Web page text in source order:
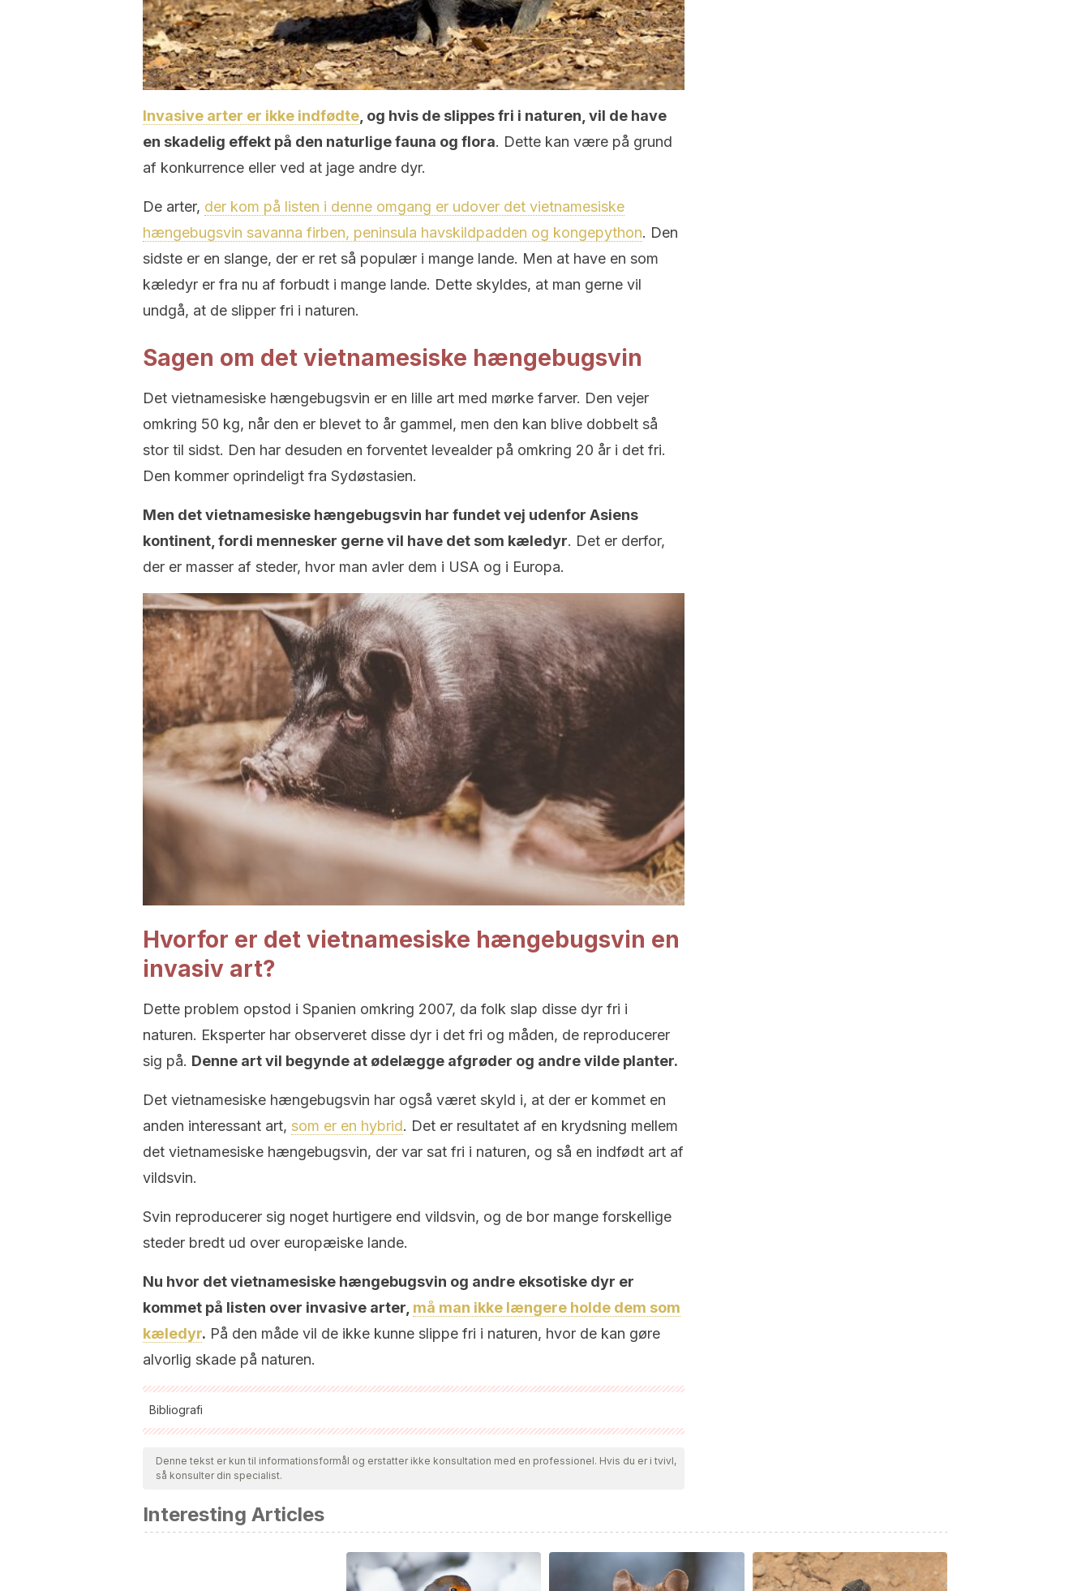
Invasive arter er ikke indfødte , og hvis de slippes fri i naturen, vil de have
en skadelig effekt på den naturlige fauna og flora. Dette kan være på grund
af konkurrence eller ved at jage andre dyr.
De arter, der kom på listen i denne omgang er udover det vietnamesiske
hængebugsvin savanna firben, peninsula havskildpadden og kongepython. Den
sidste er en slange, der er ret så populær i mange lande. Men at have en som
kæledyr er fra nu af forbudt i mange lande. Dette skyldes, at man gerne vil
undgå, at de slipper fri i naturen.
Sagen om det vietnamesiske hængebugsvin
Det vietnamesiske hængebugsvin er en lille art med mørke farver. Den vejer
omkring 50 kg, når den er blevet to år gammel, men den kan blive dobbelt så
stor til sidst. Den har desuden en forventet levealder på omkring 20 år i det fri.
Den kommer oprindeligt fra Sydøstasien.
Men det vietnamesiske hængebugsvin har fundet vej udenfor Asiens
kontinent, fordi mennesker gerne vil have det som kæledyr. Det er derfor,
der er masser af steder, hvor man avler dem i USA og i Europa.
Hvorfor er det vietnamesiske hængebugsvin en
invasiv art?
Dette problem opstod i Spanien omkring 2007, da folk slap disse dyr fri i
naturen. Eksperter har observeret disse dyr i det fri og måden, de reproducerer
sig på. Denne art vil begynde at ødelægge afgrøder og andre vilde planter.
Det vietnamesiske hængebugsvin har også været skyld i, at der er kommet en
anden interessant art, som er en hybrid. Det er resultatet af en krydsning mellem
det vietnamesiske hængebugsvin, der var sat fri i naturen, og så en indfødt art af
vildsvin.
Svin reproducerer sig noget hurtigere end vildsvin, og de bor mange forskellige
steder bredt ud over europæiske lande.
Nu hvor det vietnamesiske hængebugsvin og andre eksotiske dyr er
kommet på listen over invasive arter, må man ikke længere holde dem som
kæledyr. På den måde vil de ikke kunne slippe fri i naturen, hvor de kan gøre
alvorlig skade på naturen.
Bibliografi
Alle citerede kilder blev grundigt gennemgået af vores team for at sikre deres kvalitet, pålidelighed,
aktualitet og validitet. Bibliografien i denne artikel blev betragtet som pålidelig og af akademisk eller
videnskabelig nøjagtighed.
Delibes-Mateos, M., & Delibes, A. (2014). El cerdo vietnamita: un nuevo caso de mascotas
Denne tekst er kun til informationsformål og erstatter ikke konsultation med en professionel. Hvis du er i tvivl,
så konsulter din specialist.
Interesting Articles